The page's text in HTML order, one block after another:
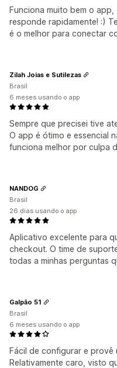
Funciona muito bem o
responde rapidamente! :)
é o melhor para conectar
Sempre que precisei tive
O app é ótimo e essencial
funciona melhor por culpa
Zilah Joias e Sutilezas
Brasil
6 meses usando o app
Aplicativo excelente para
checkout. O time de
todas a minhas perguntas
NANDOG
Brasil
26 dias usando o app
Fácil de configurar e provê
Relativamente caro, visto
Galpão 51
Brasil
6 meses usando o app